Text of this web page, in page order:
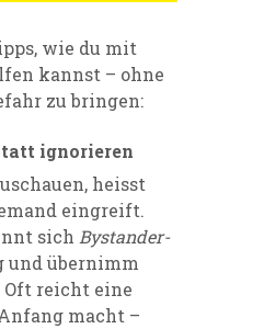
wie du mit
kannst – ohne
zu bringen:
ignorieren
heisst
eingreift.
sich Bystander-
und übernimm
reicht eine
macht –